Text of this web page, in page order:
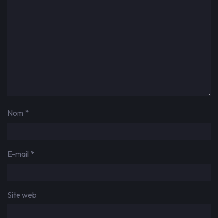
Nom *
E-mail *
Site web